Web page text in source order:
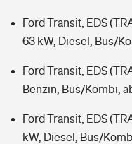
Ford Transit, EDS
63 kW, Diesel, Bus/
Ford Transit, EDS
Benzin, Bus/Kombi,
Ford Transit, EDS
kW, Diesel, Bus/